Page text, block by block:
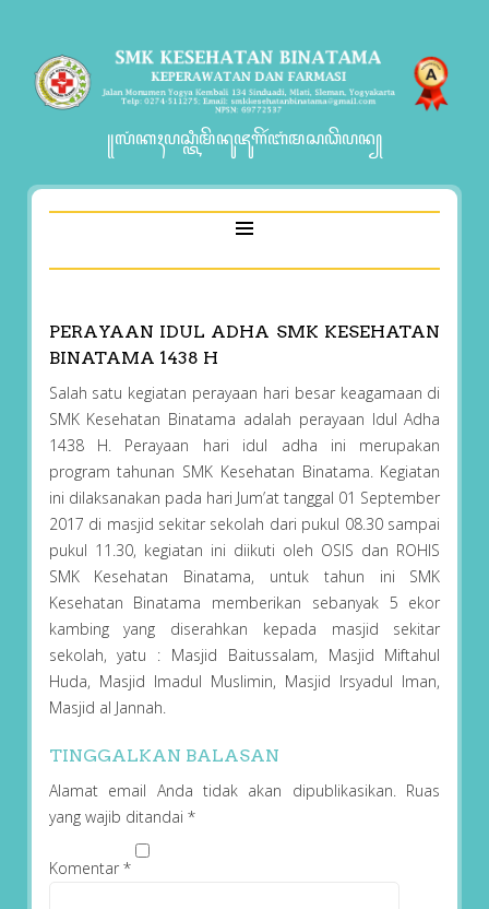
꧋ꦭꦁꦏꦃꦥꦱ꧀ꦠꦶꦩꦼꦤꦸꦗꦸꦒꦼꦂꦧꦁꦩꦱꦣꦼꦥꦤ꧀
PERAYAAN IDUL ADHA SMK KESEHATAN
BINATAMA 1438 H
Salah satu kegiatan perayaan hari besar keagamaan di
SMK Kesehatan Binatama adalah perayaan Idul Adha
1438 H. Perayaan hari idul adha ini merupakan
program tahunan SMK Kesehatan Binatama. Kegiatan
ini dilaksanakan pada hari Jum’at tanggal 01 September
2017 di masjid sekitar sekolah dari pukul 08.30 sampai
pukul 11.30, kegiatan ini diikuti oleh OSIS dan ROHIS
SMK Kesehatan Binatama, untuk tahun ini SMK
Kesehatan Binatama memberikan sebanyak 5 ekor
kambing yang diserahkan kepada masjid sekitar
sekolah, yatu : Masjid Baitussalam, Masjid Miftahul
Huda, Masjid Imadul Muslimin, Masjid Irsyadul Iman,
Masjid al Jannah.
TINGGALKAN BALASAN
Alamat email Anda tidak akan dipublikasikan. Ruas
yang wajib ditandai *
Komentar *